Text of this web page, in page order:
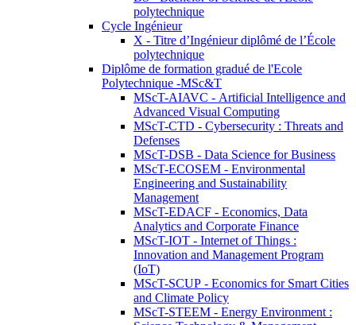
polytechnique
Cycle Ingénieur
X - Titre d’Ingénieur diplômé de l’École
polytechnique
Diplôme de formation gradué de l'Ecole
Polytechnique -MSc&T
MScT-AIAVC - Artificial Intelligence and
Advanced Visual Computing
MScT-CTD - Cybersecurity : Threats and
Defenses
MScT-DSB - Data Science for Business
MScT-ECOSEM - Environmental
Engineering and Sustainability
Management
MScT-EDACF - Economics, Data
Analytics and Corporate Finance
MScT-IOT - Internet of Things :
Innovation and Management Program
(IoT)
MScT-SCUP - Economics for Smart Cities
and Climate Policy
MScT-STEEM - Energy Environment :